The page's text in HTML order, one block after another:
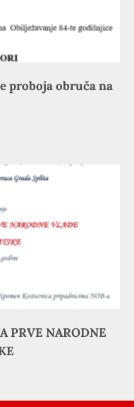
proboja obruča na
PRVE NARODNE